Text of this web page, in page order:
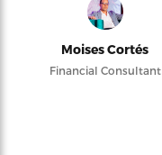
Moises Cortés
Financial Consultant